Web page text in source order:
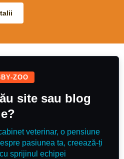
ZOO
site sau blog
veterinar, o pensiune
pasiunea ta, creează-ți
sprijinul echipei